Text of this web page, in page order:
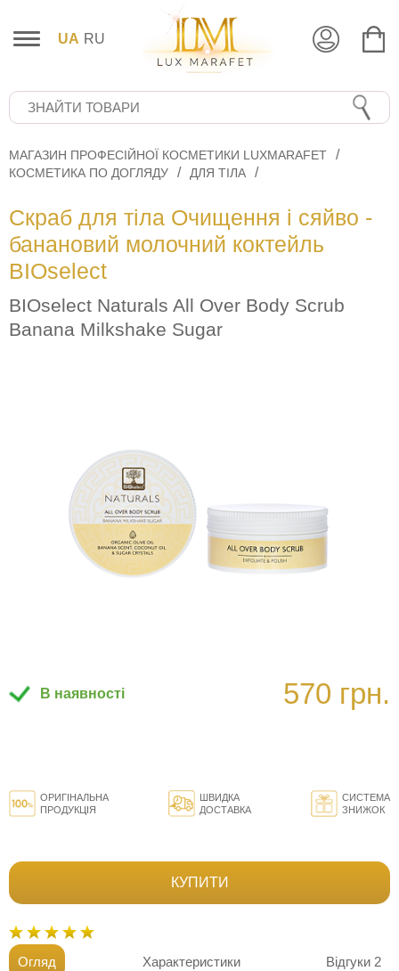
UA RU
МАГАЗИН ПРОФЕСІЙНОЇ КОСМЕТИКИ LUXMARAFET
КОСМЕТИКА ПО ДОГЛЯДУ
ДЛЯ ТІЛА
Скраб для тіла Очищення і сяйво -
банановий молочний коктейль
BIOselect
BIOselect Naturals All Over Body Scrub
Banana Milkshake Sugar
В наявності 570 грн.
ОРИГІНАЛЬНА
ПРОДУКЦІЯ
ШВИДКА
ДОСТАВКА
СИСТЕМА
ЗНИЖОК
КУПИТИ
Огляд Характеристики Відгуки 2